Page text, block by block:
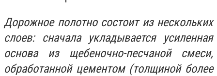
Дорожное полотно состоит из нескольких
слоев: сначала укладывается усиленная
основа из щебеночно-песчаной смеси,
обработанной цементом (толщиной более